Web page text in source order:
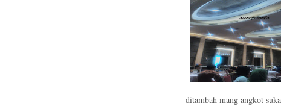
ditambah mang angkot